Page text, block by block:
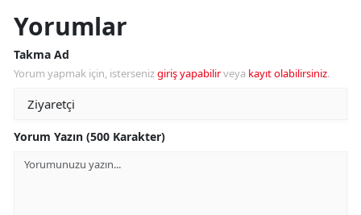
Yorumlar
Takma Ad
Yorum yapmak için, istersenizgiriş yapabilirveya kayıt olabilirsiniz.
Yorum Yazın (500 Karakter)